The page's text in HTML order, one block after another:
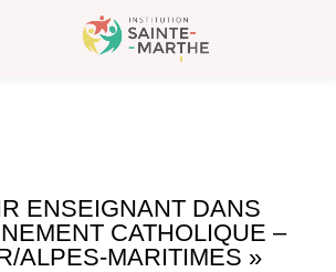
ENSEIGNANT DANS
CATHOLIQUE –
ALPES-MARITIMES »